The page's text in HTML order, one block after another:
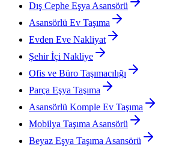
Dış Cephe Eşya Asansörü
Asansörlü Ev Taşıma
Evden Eve Nakliyat
Şehir İçi Nakliye
Ofis ve Büro Taşımacılığı
Parça Eşya Taşıma
Asansörlü Komple Ev Taşıma
Mobilya Taşıma Asansörü
Beyaz Eşya Taşıma Asansörü